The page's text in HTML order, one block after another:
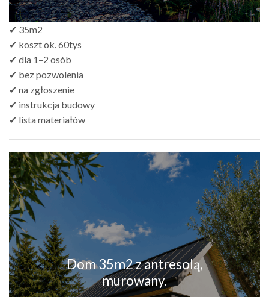
✔ 35m2
✔ koszt ok. 60tys
✔ dla 1–2 osób
✔ bez pozwolenia
✔ na zgłoszenie
✔ instrukcja budowy
✔ lista materiałów
Dom 35m2 z antresolą,
murowany.